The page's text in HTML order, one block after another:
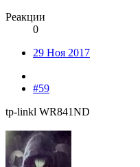
Реакции
0
29 Ноя 2017
#59
tp-linkl WR841ND